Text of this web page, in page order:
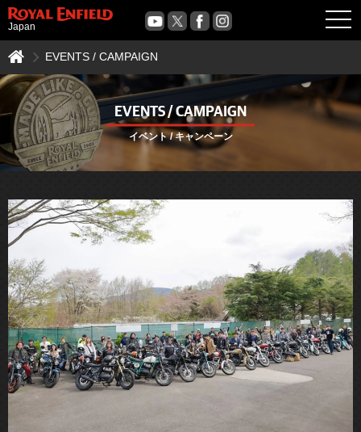
Japan
EVENTS / CAMPAIGN
EVENTS / CAMPAIGN
イベント / キャンペーン